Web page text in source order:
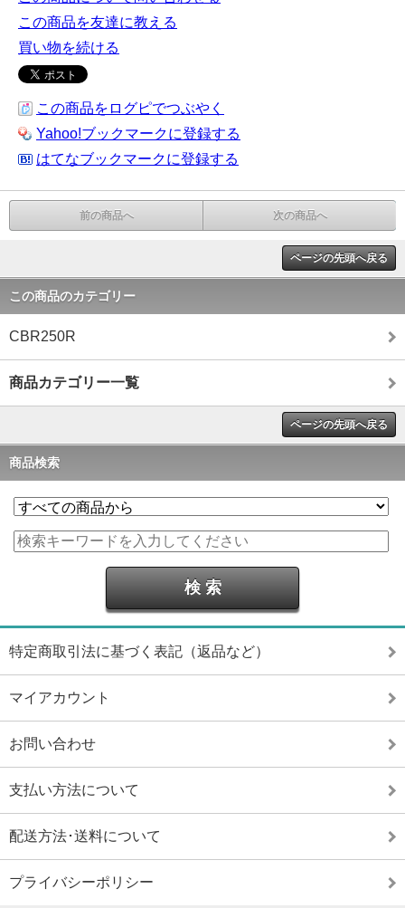
この商品を友達に教える
買い物を続ける
この商品をログピでつぶやく
Yahoo!ブックマークに登録する
はてなブックマークに登録する
前の商品へ 次の商品へ
ページの先頭へ戻る
この商品のカテゴリー
CBR250R
商品カテゴリー一覧
ページの先頭へ戻る
商品検索
特定商取引法に基づく表記（返品など）
マイアカウント
お問い合わせ
支払い方法について
配送方法･送料について
プライバシーポリシー